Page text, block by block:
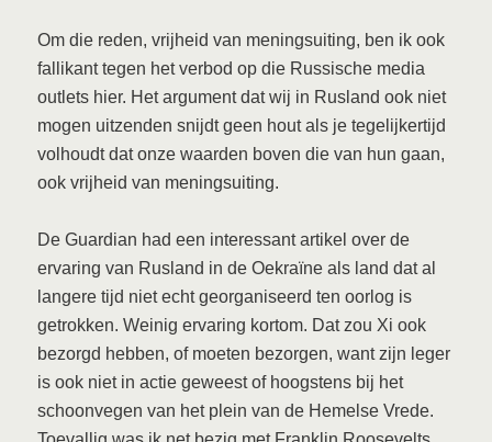
Om die reden, vrijheid van meningsuiting, ben ik ook
fallikant tegen het verbod op die Russische media
outlets hier. Het argument dat wij in Rusland ook niet
mogen uitzenden snijdt geen hout als je tegelijkertijd
volhoudt dat onze waarden boven die van hun gaan,
ook vrijheid van meningsuiting.
De Guardian had een interessant artikel over de
ervaring van Rusland in de Oekraïne als land dat al
langere tijd niet echt georganiseerd ten oorlog is
getrokken. Weinig ervaring kortom. Dat zou Xi ook
bezorgd hebben, of moeten bezorgen, want zijn leger
is ook niet in actie geweest of hoogstens bij het
schoonvegen van het plein van de Hemelse Vrede.